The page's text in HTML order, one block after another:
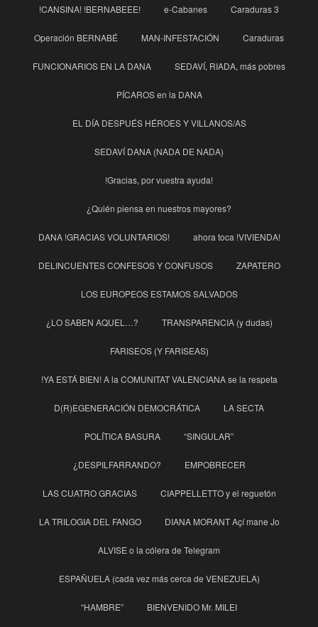
!CANSINA! !BERNABEEE! e-Cabanes Caraduras 3
Operación BERNABÉ MAN-INFESTACIÓN Caraduras
FUNCIONARIOS EN LA DANA SEDAVÍ, RIADA, más pobres
PÍCAROS en la DANA
EL DÍA DESPUÉS HÉROES Y VILLANOS/AS
SEDAVÍ DANA (NADA DE NADA)
!Gracias, por vuestra ayuda!
¿Quién piensa en nuestros mayores?
DANA !GRACIAS VOLUNTARIOS! ahora toca !VIVIENDA!
DELINCUENTES CONFESOS Y CONFUSOS ZAPATERO
LOS EUROPEOS ESTAMOS SALVADOS
¿LO SABEN AQUEL…? TRANSPARENCIA (y dudas)
FARISEOS (Y FARISEAS)
!YA ESTÁ BIEN! A la COMUNITAT VALENCIANA se la respeta
D(R)EGENERACIÓN DEMOCRÁTICA LA SECTA
POLÍTICA BASURA “SINGULAR”
¿DESPILFARRANDO? EMPOBRECER
LAS CUATRO GRACIAS CIAPPELLETTO y el reguetón
LA TRILOGIA DEL FANGO DIANA MORANT Açí mane Jo
ALVISE o la cólera de Telegram
ESPAÑUELA (cada vez más cerca de VENEZUELA)
“HAMBRE” BIENVENIDO Mr. MILEI